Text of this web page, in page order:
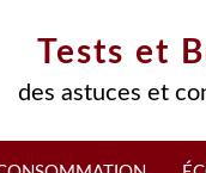
Tests et
des astuces et